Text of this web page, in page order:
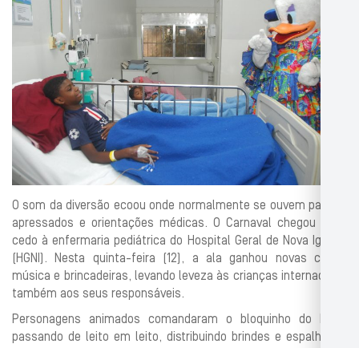
O som da diversão ecoou onde normalmente se ouvem passos
apressados e orientações médicas. O Carnaval chegou mais
cedo à enfermaria pediátrica do Hospital Geral de Nova Iguaçu
(HGNI). Nesta quinta-feira (12), a ala ganhou novas cores,
música e brincadeiras, levando leveza às crianças internadas e
também aos seus responsáveis.
Personagens animados comandaram o bloquinho do HGNI,
passando de leito em leito, distribuindo brindes e espalhando